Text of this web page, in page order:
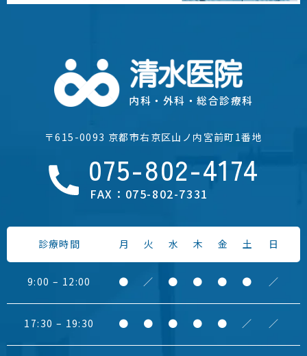
内科・外科・総合診療科
〒615-0093 京都市右京区山ノ内宮前町1番地
075-802-4174
FAX：075-802-7331
診療時間 月 火 水 木 金 土 日
9:00 – 12:00 ● ／ ● ● ● ● ／
17:30 – 19:30 ● ● ● ● ● ／ ／